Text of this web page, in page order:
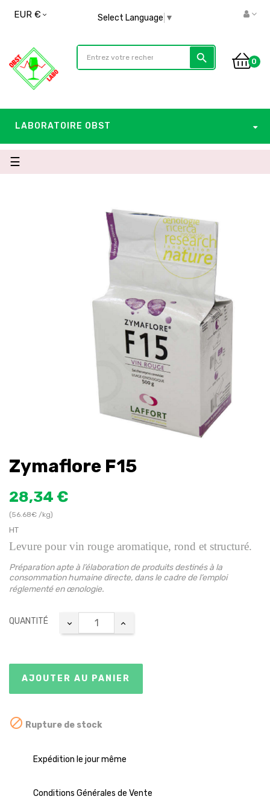
EUR € Select Language ▼
search 0
LABORATOIRE OBST
Basculer
la
☰
Zymaflore F15
28,34 €
(56.68€ /kg)
HT
Levure pour vin rouge aromatique, rond et structuré.
Préparation apte à l’élaboration de produits destinés à la
consommation humaine directe, dans le cadre de l’emploi
réglementé en œnologie.
QUANTITÉ
AJOUTER AU PANIER
 Rupture de stock
Expédition le jour même
Conditions Générales de Vente